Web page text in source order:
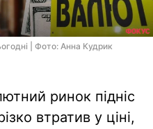
| Фото: Анна Кудрик
ринок підніс
втратив у ціні,